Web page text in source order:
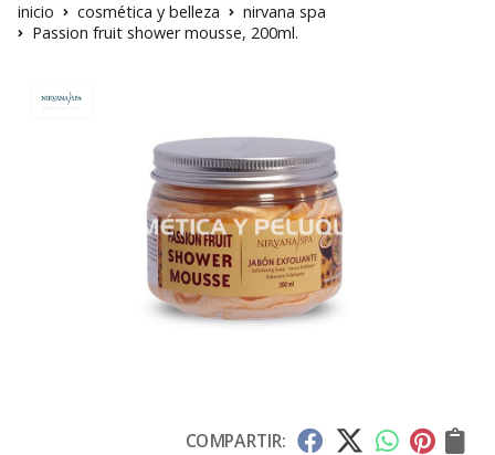
inicio cosmética y belleza
nirvana spa
Passion fruit shower mousse, 200ml.
COMPARTIR: